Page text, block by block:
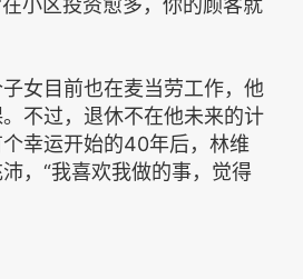
小区投资愈多，你的顾客就
目前也在麦当劳工作，他
不过，退休不在他未来的计
幸运开始的40年后，林维
，“我喜欢我做的事，觉得